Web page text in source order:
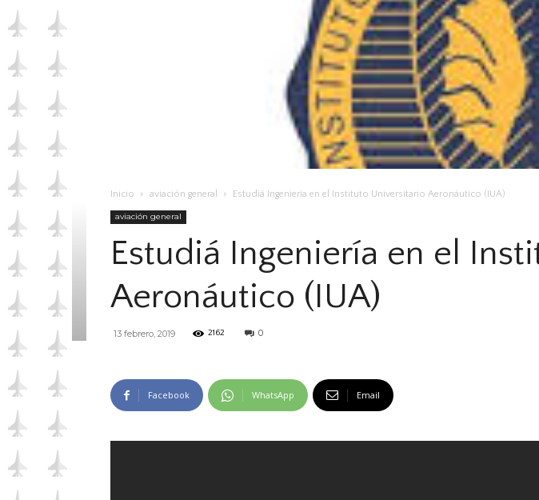
Inicio aviación general Estudiá Ingeniería en el Instituto Universitario Aeronáutico (IUA)
aviación general
Estudiá Ingeniería en el
Aeronáutico (IUA)
13 febrero, 2019 2162 0
Facebook WhatsApp Email